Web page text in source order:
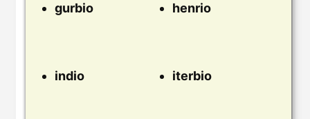
gurbio henrio
indio iterbio